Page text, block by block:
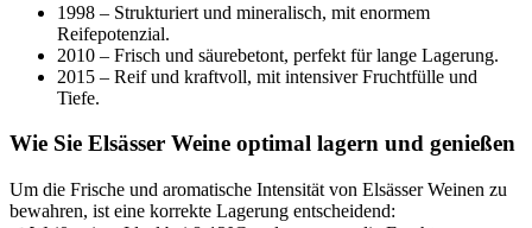
1998 – Strukturiert und mineralisch, mit enormem
Reifepotenzial.
2010 – Frisch und säurebetont, perfekt für lange Lagerung.
2015 – Reif und kraftvoll, mit intensiver Fruchtfülle und
Tiefe.
Wie Sie Elsässer Weine optimal lagern und genießen
Um die Frische und aromatische Intensität von Elsässer Weinen zu
bewahren, ist eine korrekte Lagerung entscheidend: